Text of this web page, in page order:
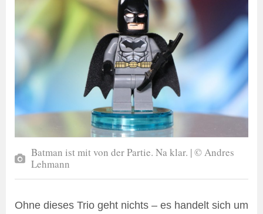
Batman ist mit von der Partie. Na klar. | © Andres
Lehmann
Ohne dieses Trio geht nichts – es handelt sich um